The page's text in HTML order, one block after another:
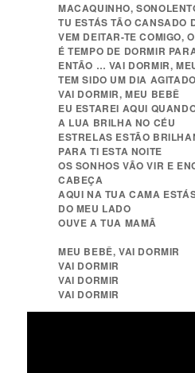
MACAQUINHO,
TU ESTÁS TÃO CANSADO
VEM DEITAR-TE COMIGO,
É TEMPO DE DORMIR
ENTÃO … VAI DORMIR,
TEM SIDO UM DIA AGITADO
VAI DORMIR, MEU BEBÊ
EU ESTAREI AQUI
A LUA BRILHA NO CÉU
ESTRELAS ESTÃO
PARA TI ESTA NOITE
OS SONHOS VÃO VIR E
CABEÇA
AQUI NA TUA CAMA
DO MEU LADO
OUVE A TUA MAMÃ
MEU BEBÊ, VAI DORMIR
VAI DORMIR
VAI DORMIR
VAI DORMIR